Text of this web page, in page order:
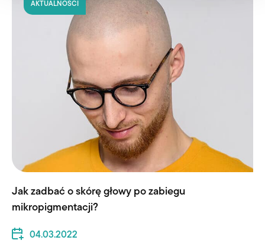
AKTUALNOŚCI
Jak zadbać o skórę głowy po zabiegu
mikropigmentacji?
04.03.2022